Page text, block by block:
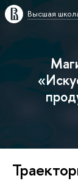
Высшая